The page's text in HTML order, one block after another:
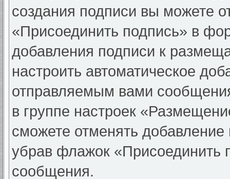
создания подписи вы можете
«Присоединить подпись» в
добавления подписи к
настроить автоматическое
отправляемым вами
в группе настроек
сможете отменять
убрав флажок «Присоединить
сообщения.